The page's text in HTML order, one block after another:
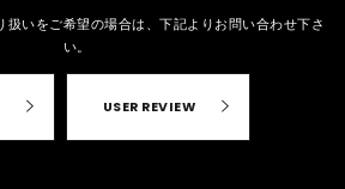
いをご希望の場合は、 下記よりお問い合わせ下さ
い。
USER REVIEW